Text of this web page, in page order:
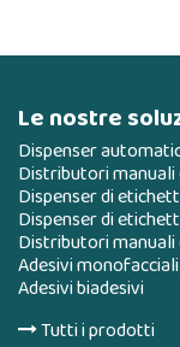
Le nostre
Dispenser
Distributori manuali
Dispenser di
Dispenser di
Distributori
Adesivi monofacciali
Adesivi biadesivi
Tutti i prodotti